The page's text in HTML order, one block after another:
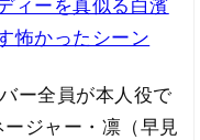
ィーを真似る白濱
怖かったシーン
ー全員が本人役で
ジャー・凛（早見